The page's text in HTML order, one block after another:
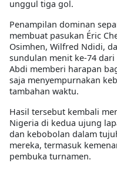
unggul tiga gol.
Penampilan dominan
membuat pasukan Éric
Osimhen, Wilfred Ndidi,
sundulan menit ke-74
Abdi memberi harapan
saja menyempurnakan
tambahan waktu.
Hasil tersebut kembali
Nigeria di kedua ujung
dan kebobolan dalam
mereka, termasuk
pembuka turnamen.